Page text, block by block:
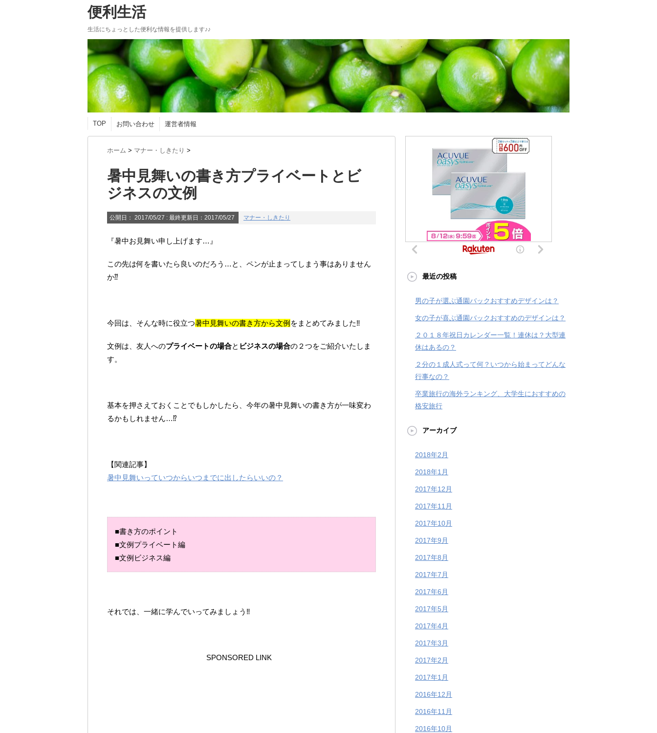
便利生活
生活にちょっとした便利な情報を提供します♪♪
TOP お問い合わせ 運営者情報
ホーム > マナー・しきたり >
暑中見舞いの書き方プライベートとビ
ジネスの文例
公開日： 2017/05/27 : 最終更新日：2017/05/27 マナー・しきたり
『暑中お見舞い申し上げます…』
この先は何を書いたら良いのだろう…と、ペンが止まってしまう事はありません
か⁇
今回は、そんな時に役立つ暑中見舞いの書き方から文例をまとめてみました‼
文例は、友人へのプライベートの場合と ビジネスの場合の２つをご紹介いたしま
す。
基本を押さえておくことでもしかしたら、今年の暑中見舞いの書き方が一味変わ
るかもしれません…⁉
【関連記事】
暑中見舞いっていつからいつまでに出したらいいの？
■書き方のポイント
■文例プライベート編
■文例ビジネス編
それでは、一緒に学んでいってみましょう‼
SPONSORED LINK
最近の投稿
男の子が選ぶ通園バックおすすめデザインは？
女の子が喜ぶ通園バックおすすめのデザインは？
２０１８年祝日カレンダー一覧！連休は？大型連
休はあるの？
２分の１成人式って何？いつから始まってどんな
行事なの？
卒業旅行の海外ランキング、大学生におすすめの
格安旅行
アーカイブ
2018年2月
2018年1月
2017年12月
2017年11月
2017年10月
2017年9月
2017年8月
2017年7月
2017年6月
2017年5月
2017年4月
2017年3月
2017年2月
2017年1月
2016年12月
2016年11月
2016年10月